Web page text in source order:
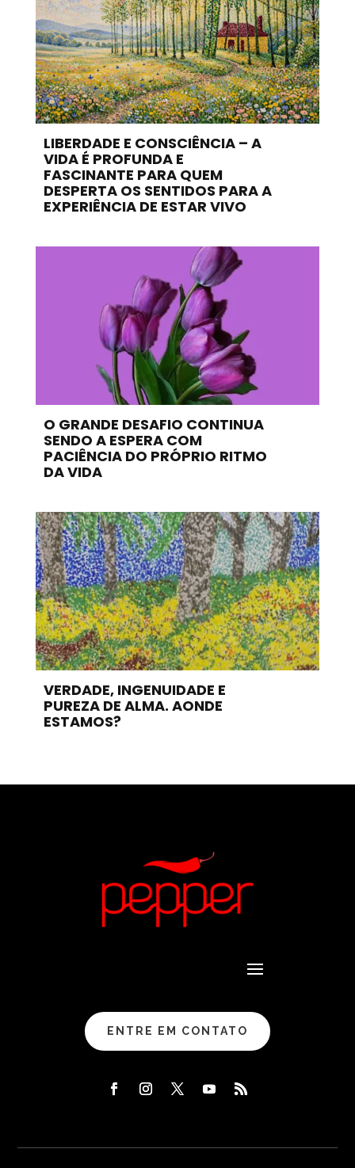
LIBERDADE E CONSCIÊNCIA – A
VIDA É PROFUNDA E
FASCINANTE PARA QUEM
DESPERTA OS SENTIDOS PARA A
EXPERIÊNCIA DE ESTAR VIVO
O GRANDE DESAFIO CONTINUA
SENDO A ESPERA COM
PACIÊNCIA DO PRÓPRIO RITMO
DA VIDA
VERDADE, INGENUIDADE E
PUREZA DE ALMA. AONDE
ESTAMOS?
ENTRE EM CONTATO